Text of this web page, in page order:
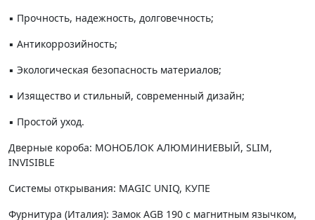
▪️ Прочность, надежность, долговечность;
▪️ Антикоррозийность;
▪️ Экологическая безопасность материалов;
▪️ Изящество и стильный, современный дизайн;
▪️ Простой уход.
Дверные короба: МОНОБЛОК АЛЮМИНИЕВЫЙ, SLIM,
INVISIBLE
Системы открывания: MAGIC UNIQ, КУПЕ
Фурнитура (Италия): Замок AGB 190 с магнитным язычком,